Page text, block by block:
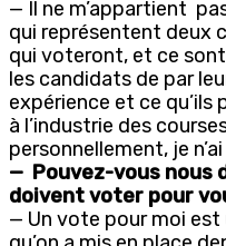
— Il ne m’appartient
qui représentent deux
qui voteront, et ce
les candidats de par
expérience et ce
à l’industrie des
personnellement, je
— Pouvez-vous nous
doivent voter pour
— Un vote pour moi